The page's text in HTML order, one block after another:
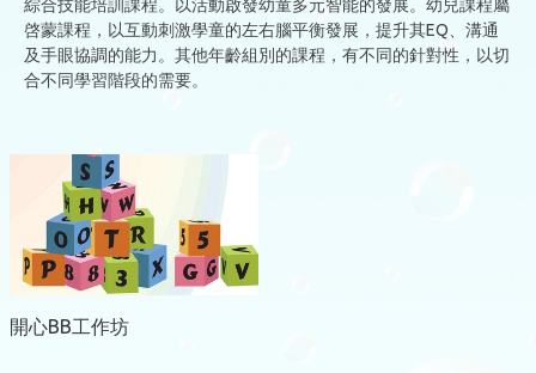
綜合技能培訓課程。以活動啟發幼童多元智能的發展。幼兒課程屬
啓蒙課程，以互動刺激學童的左右腦平衡發展，提升其EQ、溝通
及手眼協調的能力。其他年齡組別的課程，有不同的針對性，以切
合不同學習階段的需要。
開心BB工作坊